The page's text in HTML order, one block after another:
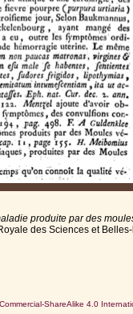
produite par des
des Sciences et
ShareAlike 4.0